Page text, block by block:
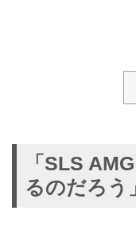
「SLS
るのだろう